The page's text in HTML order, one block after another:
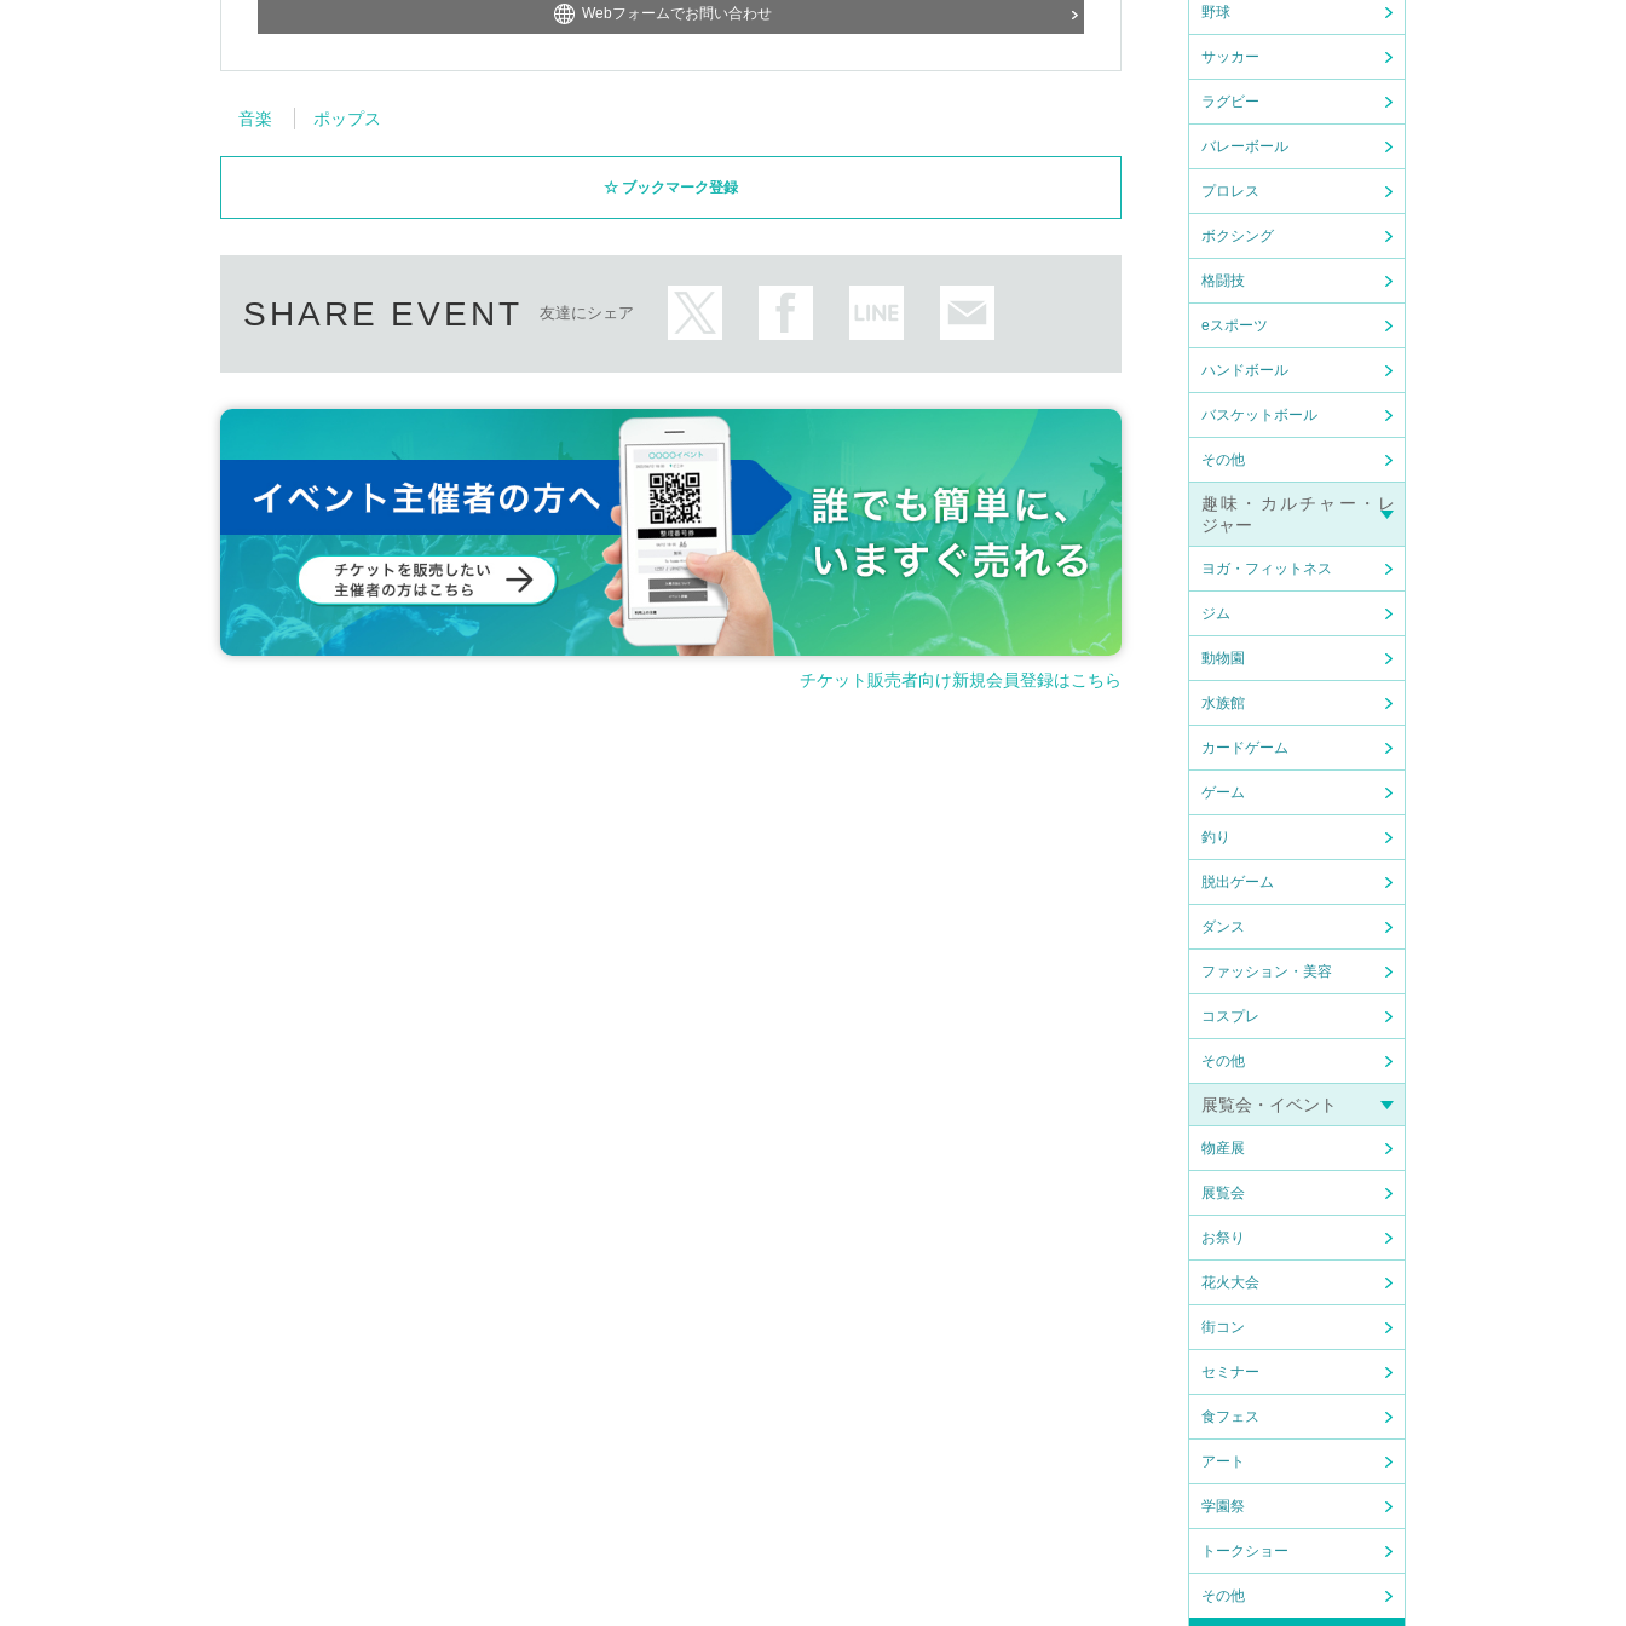
野球
サッカー
ラグビー
バレーボール
プロレス
ボクシング
格闘技
eスポーツ
ハンドボール
バスケットボール
その他
趣味・カルチャー・レ
ジャー
ヨガ・フィットネス
ジム
動物園
水族館
カードゲーム
ゲーム
釣り
脱出ゲーム
ダンス
ファッション・美容
コスプレ
その他
展覧会・イベント
物産展
展覧会
お祭り
花火大会
街コン
セミナー
食フェス
アート
学園祭
トークショー
その他
Webフォームでお問い合わせ
音楽 ポップス
ブックマーク登録
SHARE EVENT 友達にシェア
チケット販売者向け新規会員登録はこちら